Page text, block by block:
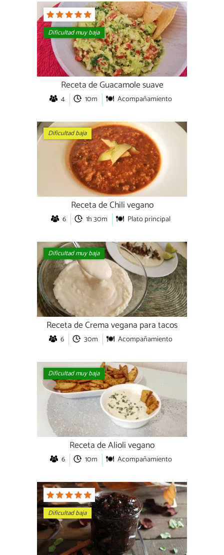
Dificultad muy baja
Receta de Guacamole suave
4 10m Acompañamiento
Dificultad baja
Receta de Chili vegano
6 1h 30m Plato principal
Dificultad muy baja
Receta de Crema vegana para tacos
6 30m Acompañamiento
Dificultad muy baja
Receta de Alioli vegano
6 10m Acompañamiento
Dificultad baja